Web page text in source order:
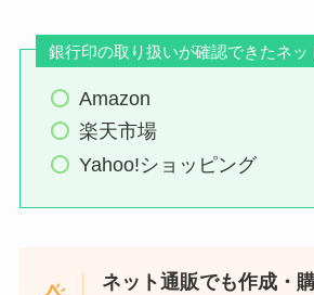
銀行印の取り扱いが確認できたネッ
Amazon
楽天市場
Yahoo!ショッピング
ネット通販でも作成・